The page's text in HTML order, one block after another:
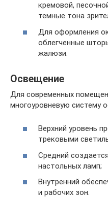
кремовой,
темные тона
Для оформления
облегченные
жалюзи.
Освещение
Для современных
многоуровневую систему
Верхний уровень
трековыми
Средний
настольных ламп;
Внутренний
и рабочих зон.